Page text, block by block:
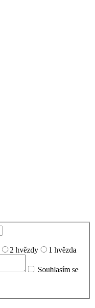
2 hvězdy 1 hvězda
Souhlasím se